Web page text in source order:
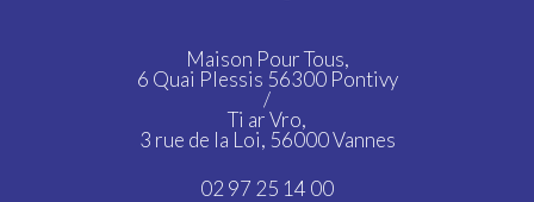
Maison Pour Tous,
6 Quai Plessis 56300 Pontivy
/
Ti ar Vro,
3 rue de la Loi, 56000 Vannes
02 97 25 14 00